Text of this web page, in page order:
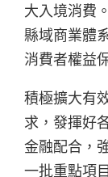
大入境消費
縣域商業體
消費者權益
積極擴大有
求，發揮好
金融配合，
一批重點項